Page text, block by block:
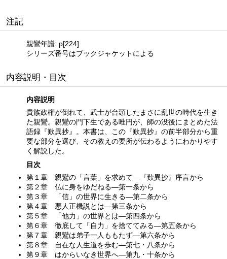
注記
親鸞年譜: p[224]
シリーズ番号はブックジャケットによる
内容説明・目次
内容説明
貴族政権が倒れて、武士が台頭したまさに乱世の時代を生き
た親鸞。親鸞の門下生である唯円が、師の没後にまとめた法
語録『歎異抄』。本書は、この『歎異抄』の前半部分から重
要な部分を選び、その教えの要所が伝わるようにわかりやす
く解説した。
目次
第１章 親鸞の「言葉」を求めて—『歎異抄』序言から
第２章 仏に身をゆだねる—第一条から
第３章 「信」の世界に生きる—第二条から
第４章 悪人正機説とは—第三条から
第５章 「他力」の世界とは—第四条から
第６章 徹底して「自力」を捨ててみる—第五条から
第７章 親鸞は弟子一人ももたず—第六条から
第８章 自在な人生道を歩む—第七・八条から
第９章 はからいなき世界へ—第九・十条から